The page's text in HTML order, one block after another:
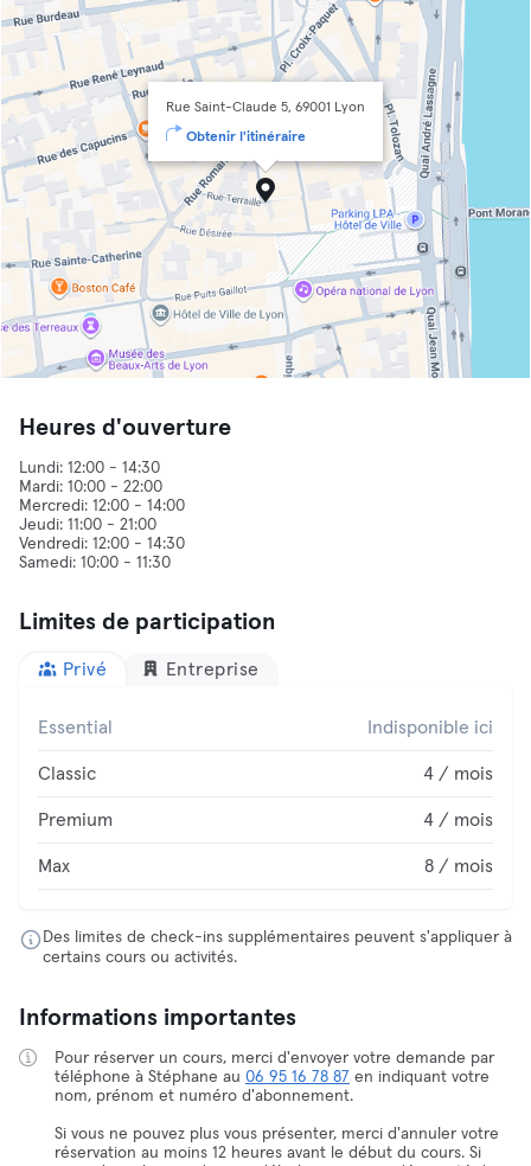
Rue Saint-Claude 5, 69001 Lyon
Obtenir l'itinéraire
Heures d'ouverture
Lundi: 12:00 - 14:30
Mardi: 10:00 - 22:00
Mercredi: 12:00 - 14:00
Jeudi: 11:00 - 21:00
Vendredi: 12:00 - 14:30
Limites de participation
Privé Entreprise
Essential Indisponible ici
Classic 4 / mois
Premium 4 / mois
Max 8 / mois
Des limites de check-ins supplémentaires peuvent s'appliquer à
certains cours ou activités.
Informations importantes
Pour réserver un cours, merci d'envoyer votre demande par
téléphone à Stéphane au 06 95 16 78 87 en indiquant votre
nom, prénom et numéro d'abonnement.
Si vous ne pouvez plus vous présenter, merci d'annuler votre
réservation au moins 12 heures avant le début du cours. Si